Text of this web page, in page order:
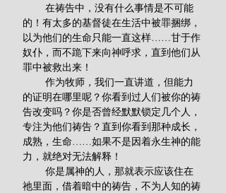
的！有太多的基督徒在生活中被罪捆绑，
以为他们的生命只能一直这样……甘于作
奴仆，而不跪下来向神呼求，直到他们从
罪中被救出来！
的证明在哪里呢？你看到过人们被你的祷
告改变吗？你是否曾经默默锁定几个人，
专注为他们祷告？直到你看到那种成长，
成熟，生命……如果不是因着永生神的能
力，就绝对无法解释！
祂里面，借着暗中的祷告，不为人知的祷